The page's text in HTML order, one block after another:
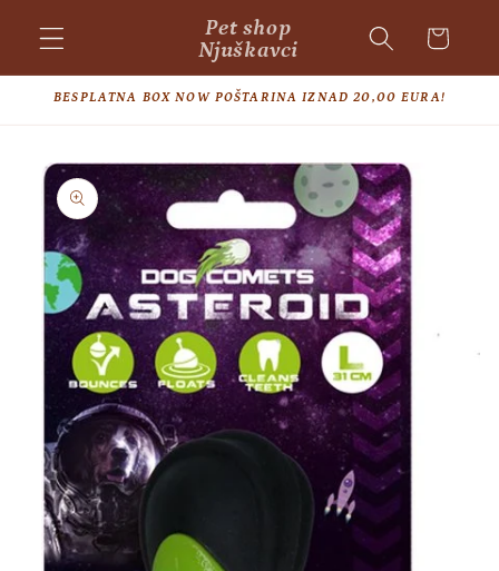
content
Pet shop
Njuškavci
Cart
BESPLATNA BOX NOW POŠTARINA IZNAD 20,00 EURA!
Skip to
product
information